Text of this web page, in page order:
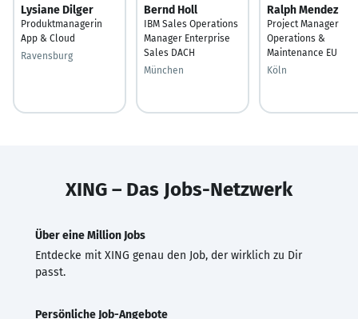
Lysiane Dilger
Produktmanagerin
App & Cloud
Ravensburg
Bernd Holl
IBM Sales Operations
Manager Enterprise
Sales DACH
München
Ralph Mendez
Project Manager
Operations &
Maintenance EU
Köln
XING – Das Jobs-Netzwerk
Über eine Million Jobs
Entdecke mit XING genau den Job, der wirklich zu Dir
passt.
Persönliche Job-Angebote